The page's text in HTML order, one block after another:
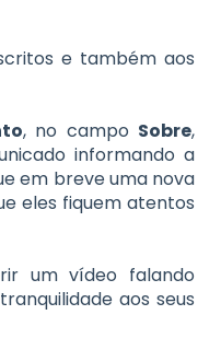
e também aos
, no campo Sobre,
informando a
em breve uma nova
eles fiquem atentos
um vídeo falando
aos seus